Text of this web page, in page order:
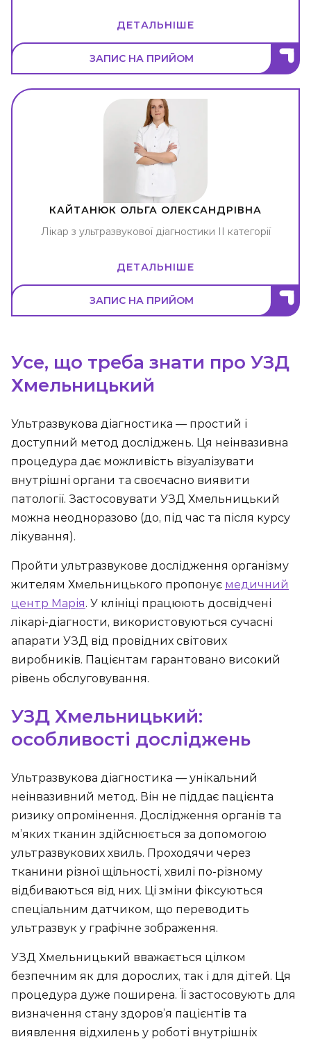
ДЕТАЛЬНІШЕ
ЗАПИС НА ПРИЙОМ
КАЙТАНЮК ОЛЬГА ОЛЕКСАНДРІВНА
Лікар з ультразвукової діагностики ІІ категорії
ДЕТАЛЬНІШЕ
ЗАПИС НА ПРИЙОМ
Усе, що треба знати про УЗД
Хмельницький
Ультразвукова діагностика ― простий і
доступний метод досліджень. Ця неінвазивна
процедура дає можливість візуалізувати
внутрішні органи та своєчасно виявити
патології. Застосовувати УЗД Хмельницький
можна неодноразово (до, під час та після курсу
лікування).
Пройти ультразвукове дослідження організму
жителям Хмельницького пропонує медичний
центр Марія. У клініці працюють досвідчені
лікарі-діагности, використовуються сучасні
апарати УЗД від провідних світових
виробників. Пацієнтам гарантовано високий
рівень обслуговування.
УЗД Хмельницький:
особливості досліджень
Ультразвукова діагностика ― унікальний
неінвазивний метод. Він не піддає пацієнта
ризику опромінення. Дослідження органів та
м’яких тканин здійснюється за допомогою
ультразвукових хвиль. Проходячи через
тканини різної щільності, хвилі по-різному
відбиваються від них. Ці зміни фіксуються
спеціальним датчиком, що переводить
ультразвук у графічне зображення.
УЗД Хмельницький вважається цілком
безпечним як для дорослих, так і для дітей. Ця
процедура дуже поширена. Її застосовують для
визначення стану здоров’я пацієнтів та
виявлення відхилень у роботі внутрішніх